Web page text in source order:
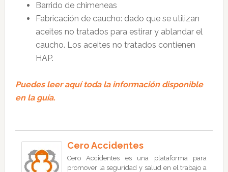
Barrido de chimeneas
Fabricación de caucho: dado que se utilizan
aceites no tratados para estirar y ablandar el
caucho. Los aceites no tratados contienen
HAP.
Puedes leer aquí toda la información disponible
en la guía.
Cero Accidentes
Cero Accidentes es una plataforma para
promover la seguridad y salud en el trabajo a